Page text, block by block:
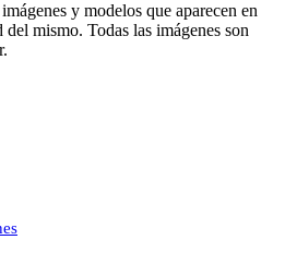
y modelos que aparecen en
mismo. Todas las imágenes son